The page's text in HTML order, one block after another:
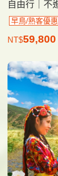
自由行｜不
早鳥/熟客優惠
NT$59,800